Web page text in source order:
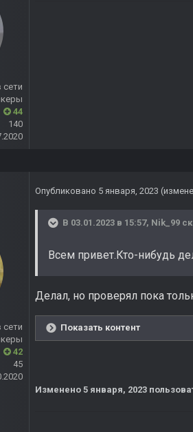
сети
44
140
сети
42
45
Опубликовано 5 января, 2023
В 03.01.2023 в 15:57, Nik_99
Всем привет.Кто-нибудь
Делал, но проверял пока
Показать контент
Изменено 5 января, 2023